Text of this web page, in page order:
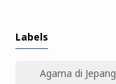
Labels
Agama di Jepang